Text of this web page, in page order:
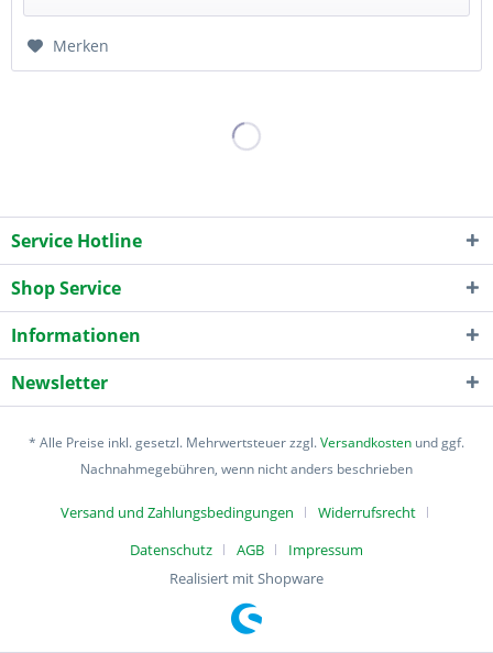
Merken
Service Hotline
Shop Service
Informationen
Newsletter
* Alle Preise inkl. gesetzl. Mehrwertsteuer zzgl.Versandkosten und ggf.
Nachnahmegebühren, wenn nicht anders beschrieben
Versand und Zahlungsbedingungen
Widerrufsrecht
Datenschutz
AGB
Impressum
Realisiert mit Shopware